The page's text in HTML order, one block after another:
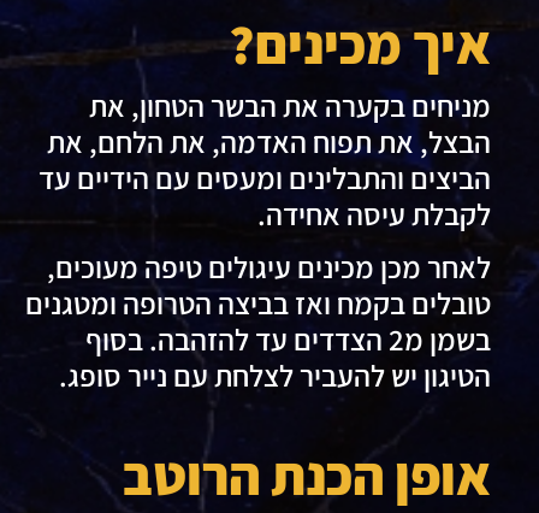
איך מכינים?
מניחים בקערה את הבשר הטחון, את
הבצל, את תפוח האדמה, את הלחם, את
הביצים והתבלינים ומעסים עם הידיים עד
לקבלת עיסה אחידה.
לאחר מכן מכינים עיגולים טיפה מעוכים,
טובלים בקמח ואז בביצה הטרופה ומטגנים
בשמן מ2 הצדדים עד להזהבה. בסוף
הטיגון יש להעביר לצלחת עם נייר סופג.
אופן הכנת הרוטב